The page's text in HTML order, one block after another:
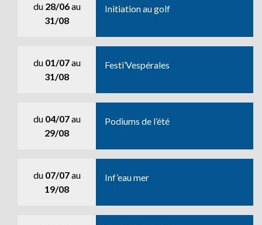
du 28/06au
31/08
Initiation au golf
du 01/07au
31/08
Festi’Vespérales
du 04/07au
29/08
Podiums de l’été
du 07/07au
19/08
Inf’eau mer